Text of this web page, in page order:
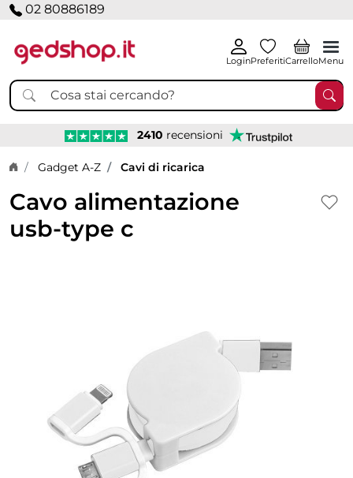
02 80886189
LoginPreferitiCarrelloMenu
2410 recensioni
Home page
Gadget A-Z Cavi di ricarica
Cavo alimentazione
usb-type c